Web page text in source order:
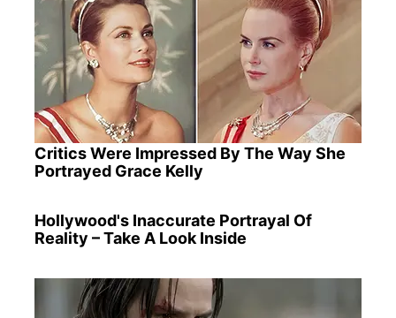
Critics Were Impressed By The Way She
Portrayed Grace Kelly
Hollywood's Inaccurate Portrayal Of
Reality – Take A Look Inside